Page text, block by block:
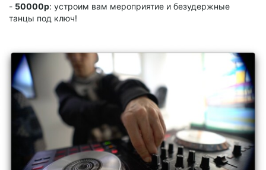
- 50000р: устроим вам мероприятие и безудержные
танцы под ключ!